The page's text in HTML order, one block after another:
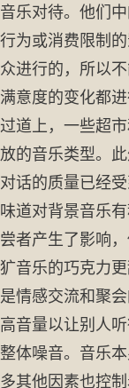
音乐对待。他们
行为或消费限制
众进行的，所以
满意度的变化都
过道上，一些超
放的音乐类型。
对话的质量已经
味道对背景音乐
尝者产生了影响
犷音乐的巧克力
是情感交流和聚
高音量以让别人
整体噪音。音乐
多其他因素也控制